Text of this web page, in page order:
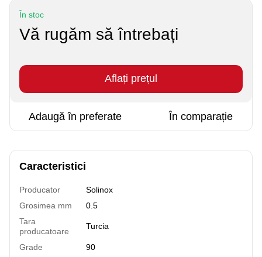
În stoc
Vă rugăm să întrebați
Aflați prețul
Adaugă în preferate În comparație
Caracteristici
Producator
Solinox
Grosimea mm
0.5
Tara
producatoare
Turcia
Grade
90